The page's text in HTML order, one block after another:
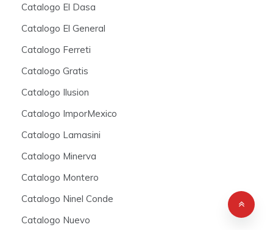
Catalogo El Dasa
Catalogo El General
Catalogo Ferreti
Catalogo Gratis
Catalogo Ilusion
Catalogo ImporMexico
Catalogo Lamasini
Catalogo Minerva
Catalogo Montero
Catalogo Ninel Conde
Catalogo Nuevo